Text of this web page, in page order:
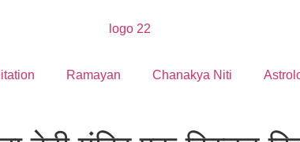
Ramayan Chanakya Niti